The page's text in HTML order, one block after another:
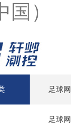
）
足球
足球